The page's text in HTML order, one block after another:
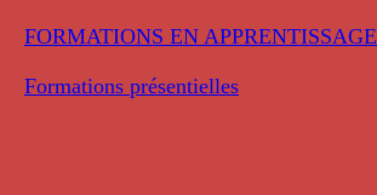
FORMATIONS EN APPRENTISSAGE
Formations présentielles